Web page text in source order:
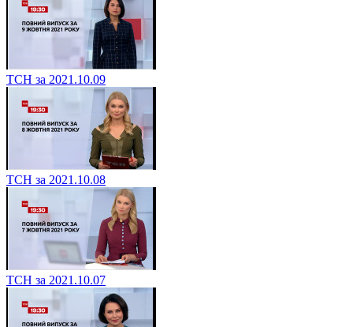
ТСН за 2021.10.09
ТСН за 2021.10.08
ТСН за 2021.10.07